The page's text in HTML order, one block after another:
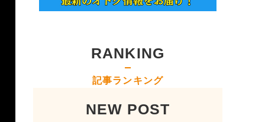
RANKING
記事ランキング
NEW POST